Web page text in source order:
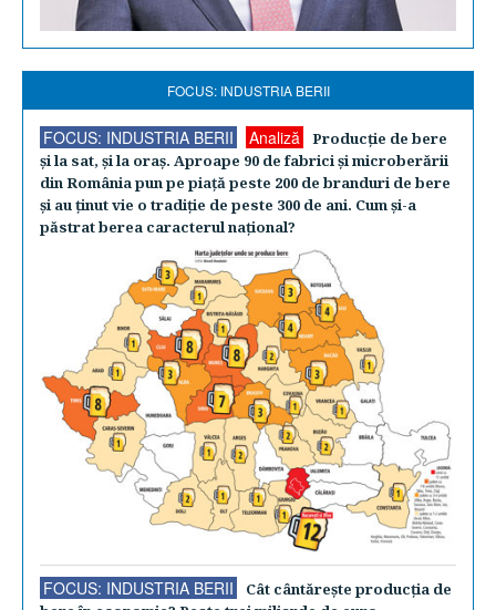
FOCUS: INDUSTRIA BERII
FOCUS: INDUSTRIA BERII Analiză
Producţie de bere
şi la sat, şi la oraş. Aproape 90 de fabrici şi microberării
din România pun pe piaţă peste 200 de branduri de bere
şi au ţinut vie o tradiţie de peste 300 de ani. Cum şi-a
păstrat berea caracterul naţional?
FOCUS: INDUSTRIA BERII
Cât cântăreşte producţia de